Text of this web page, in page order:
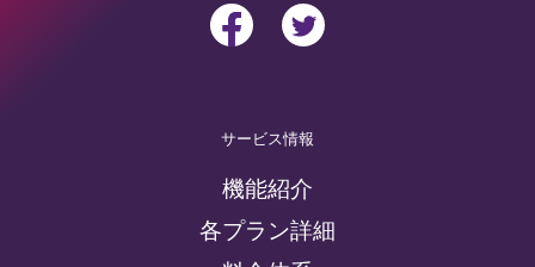
サービス情報
機能紹介
各プラン詳細